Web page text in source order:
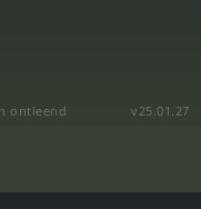
ontleend
v25.01.27